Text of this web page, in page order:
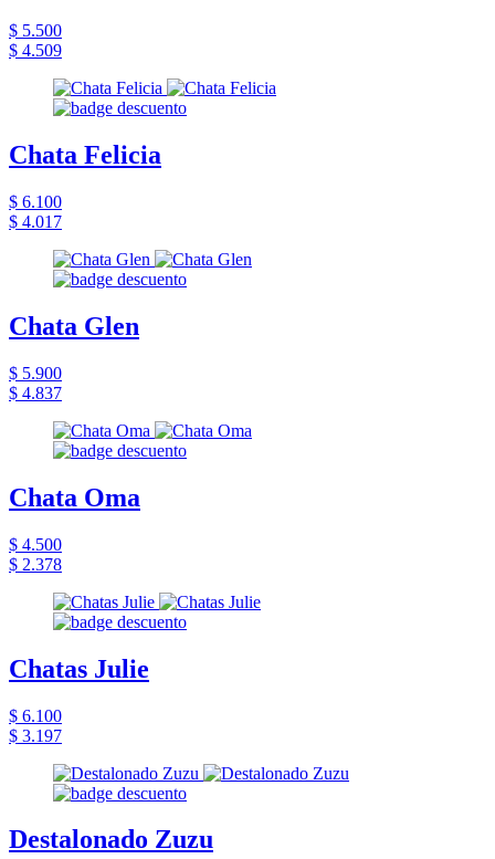
$ 5.500
$ 4.509
Chata Felicia
$ 6.100
$ 4.017
Chata Glen
$ 5.900
$ 4.837
Chata Oma
$ 4.500
$ 2.378
Chatas Julie
$ 6.100
$ 3.197
Destalonado Zuzu